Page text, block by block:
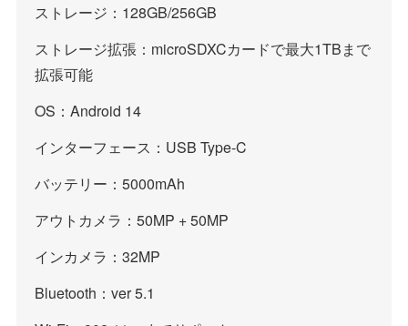
ストレージ：128GB/256GB
ストレージ拡張：microSDXCカードで最大1TBまで
拡張可能
OS：Android 14
インターフェース：USB Type-C
バッテリー：5000mAh
アウトカメラ：50MP + 50MP
インカメラ：32MP
Bluetooth：ver 5.1